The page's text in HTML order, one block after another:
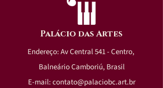
Palácio das Artes
Endereço: Av Central 541 - Centro,
Balneário Camboriú, Brasil
E-mail:contato@palaciobc.art.br